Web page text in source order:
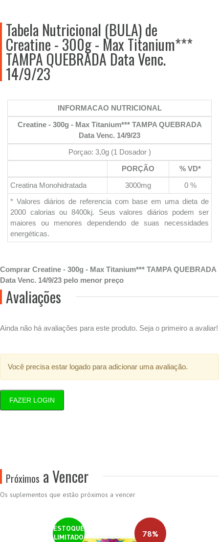
Tabela Nutricional (BULA) de
Creatine - 300g - Max Titanium***
TAMPA QUEBRADA Data Venc.
14/9/23
INFORMACAO NUTRICIONAL
Creatine - 300g - Max Titanium*** TAMPA QUEBRADA
Data Venc. 14/9/23
Porçao: 3,0g (1 Dosador )
PORÇÃO
% VD*
Creatina Monohidratada
3000mg
0 %
* Valores diários de referencia com base em uma dieta de
2000 calorias ou 8400kj. Seus valores diários podem ser
maiores ou menores dependendo de suas necessidades
energéticas.
Comprar Creatine - 300g - Max Titanium*** TAMPA QUEBRADA
Data Venc. 14/9/23 pelo menor preço
Avaliações
Ainda não há avaliações para este produto. Seja o primeiro a avaliar!
Você precisa estar logado para adicionar uma avaliação.
FAZER LOGIN
Próximos a Vencer
Os suplementos que estão próximos a vencer
ESTOQUE
LIMITADO
78%